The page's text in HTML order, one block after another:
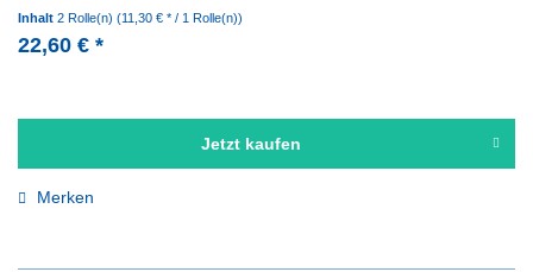
Inhalt 2 Rolle(n) (11,30 € * / 1 Rolle(n))
22,60 € *
Jetzt kaufen
Merken